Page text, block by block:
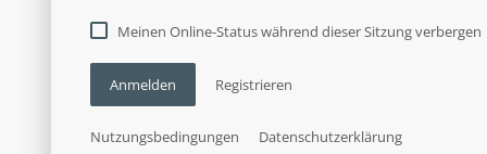
Meinen Online-Status während dieser Sitzung verbergen
Anmelden Registrieren
Nutzungsbedingungen Datenschutzerklärung